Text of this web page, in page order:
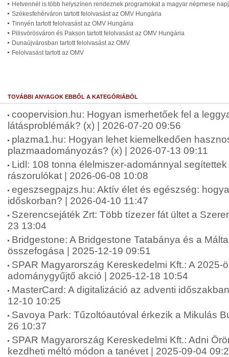
Hetvennél is több helyszínen rendeznek programokat a magyar népmese
Székesfehérváron tartott felolvasást az OMV Hungária
Tinnyén tartott felolvasást az OMV Hungária
Pilisvörösváron és Pakson tartott felolvasást az OMV Hungária
Dunaújvárosban tartott felolvasást az OMV
Felolvasást tartott az OMV
TOVÁBBI ANYAGOK EBBŐL A KATEGÓRIÁBÓL
coopervision.hu: Hogyan ismerhetőek fel a
látásproblémák? (x) | 2026-07-20 09:56
plazma1.hu: Hogyan lehet kiemelkedően
plazmaadományozás? (x) | 2026-07-13 09:11
Lidl: 108 tonna élelmiszer-adománnyal
rászorulókat | 2026-06-08 10:08
egeszsegpajzs.hu: Aktív élet és egészség:
időskorban? | 2026-04-10 11:47
Szerencsejáték Zrt: Több tízezer fát ültet a
23 13:04
Bridgestone: A Bridgestone Tatabánya és a
összefogása | 2025-12-19 09:51
SPAR Magyarország Kereskedelmi Kft.: A 2025-
adománygyűjtő akció | 2025-12-18 10:54
MasterCard: A digitalizáció az adventi
12-10 10:25
Savoya Park: Tűzoltóautóval érkezik a Mikulás
26 10:37
SPAR Magyarország Kereskedelmi Kft.: Adni
kezdheti méltó módon a tanévet | 2025-09-04